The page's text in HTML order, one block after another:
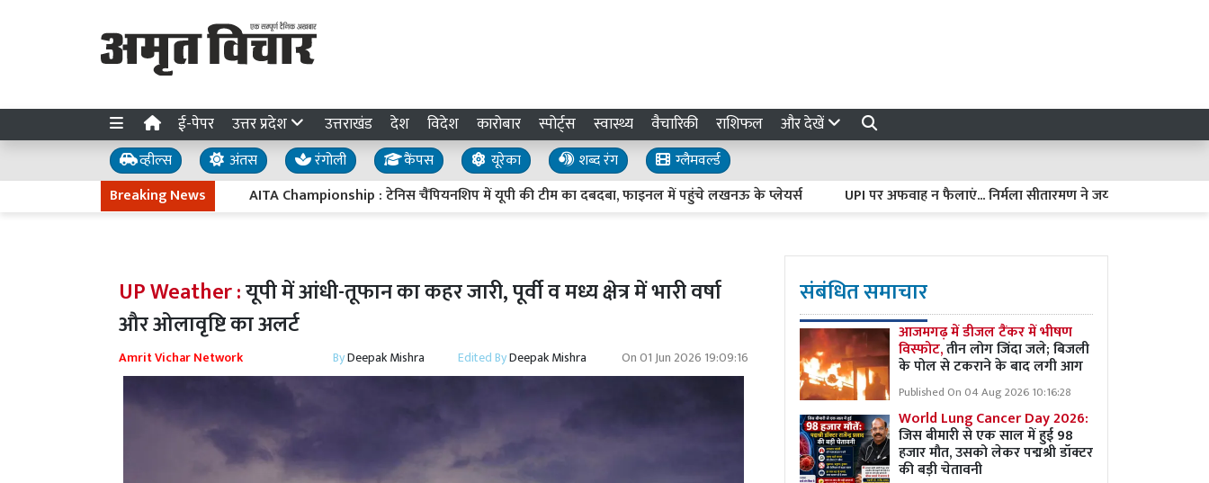
ई-पेपर उत्तर प्रदेश उत्तराखंड देश विदेश कारोबार स्पोर्ट्स स्वास्थ्य वैचारिकी राशिफल और देखें
व्हील्स अंतस रंगोली कैंपस यूरेका शब्द रंग
ग्लैमवर्ल्ड
Breaking News
AITA Championship : टेनिस चैंपियनशिप में यूपी की टीम का दबदबा, फाइनल में पहुंचे लखनऊ के प्लेयर्स UPI पर अफवाह न फैलाएं... निर्मला सीतारमण ने जयराम रमेश को दिया
UP Weather :यूपी में आंधी-तूफान का कहर जारी, पूर्वी व मध्य क्षेत्र में भारी वर्षा
और ओलावृष्टि का अलर्ट
Amrit Vichar Network ByDeepak Mishra Edited ByDeepak Mishra On01 Jun 2026 19:09:16
संबंधित समाचार
आजमगढ़ में डीजल टैंकर में भीषण
विस्फोट,तीन लोग जिंदा जले; बिजली
के पोल से टकराने के बाद लगी आग
Published On 04 Aug 2026 10:16:28
World Lung Cancer Day 2026:
जिस बीमारी से एक साल में हुई 98
हजार मौत, उसको लेकर पद्मश्री डॉक्टर
की बड़ी चेतावनी